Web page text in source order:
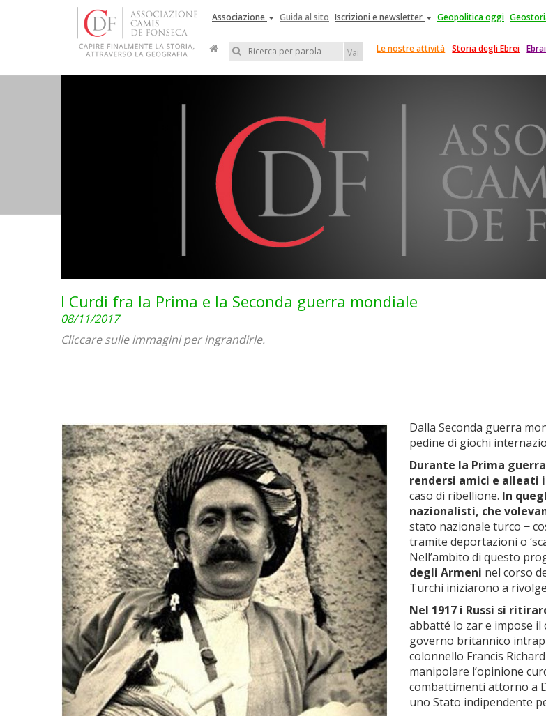
Associazione Guida al sito Iscrizioni e newsletter Geopolitica oggi
Vai Le nostre attività Storia degli Ebrei
I Curdi fra la Prima e la Seconda guerra mondiale
08/11/2017
Cliccare sulle immagini per ingrandirle.
Dalla Seconda guerra
pedine di giochi
Durante la Prima
rendersi amici e alleati
caso di ribellione. In
nazionalisti, che
stato nazionale turco −
tramite deportazioni o
Nell’ambito di questo
degli Armeni nel corso
Turchi iniziarono a
Nel 1917 i Russi si
abbatté lo zar e impose il
governo britannico
colonnello Francis
manipolare l’opinione
combattimenti attorno a
uno Stato indipendente